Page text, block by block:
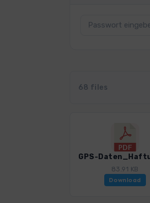
68 files
83.91 KB
Download